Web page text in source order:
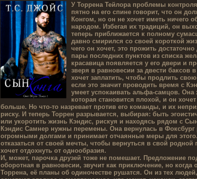
УТоррена Тейлора проблемы
пятно на его спине говорит, что он
Конгом, но он не хочет иметь ничего
народом. Избегая их традиций, он
теперь приближается к полному
давно смирился со своей короткой
чего он хочет, это прожить
пары последних пунктов из списка
красавица появляется у его двери и
зверя в равновесии за двести баксов
хочет заплатить, чтобы продлить
если это значит проводить время с
умеет успокаивать альфа-самцов. Она
которая становится плохой, и он
больше. Но что-то назревает против его команды, и их
риску. И теперь Торрен разрывается, выбирая: быть
или укоротить жизнь Кэндис, рискуя и находясь рядом с
Кэндис Самнер нужны перемены. Она вернулась в Фоксбург
огромными долгами и принимает отчаянные меры для
отказаться от своей мечты, чтобы вернуться в свой родной
хочет отдохнуть от однообразия.
И, может, парочка друзей тоже не помешает. Предложение
оборотная в равновесии, звучит как приключение, но когда
Торрена, её планы об одиночестве рушатся. Он из тех